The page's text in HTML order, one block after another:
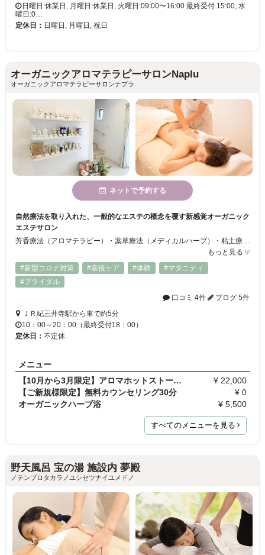
日曜日:休業日, 月曜日:休業日, 火曜日:09:00〜16:00 最終受付 15:00, 水
曜日:0…
定休日： 日曜日, 月曜日, 祝日
オーガニックアロマテラピーサロンNaplu
オーガニックアロマテラピーサロンナプラ
ネットで予約する
自然療法を取り入れた、一般的なエステの概念を覆す新感覚オーガニック
エステサロン
もっと見る
#新型コロナ対策
#産後ケア #体験
#マタニティ
#ブライダル
口コミ 4件
ブログ 5件
ＪＲ紀三井寺駅から車で約5分
10：00～20：00（最終受付18：00）
定休日： 不定休
メニュー
【10月から3月限定】アロマホットストーンコース180
¥ 22,000
【ご新規様限定】無料カウンセリング30分
¥ 0
オーガニックハーブ浴
¥ 5,500
すべてのメニューを見る
野天風呂 宝の湯 施設内 夢殿
ノテンブロタカラノユシセツナイユメドノ